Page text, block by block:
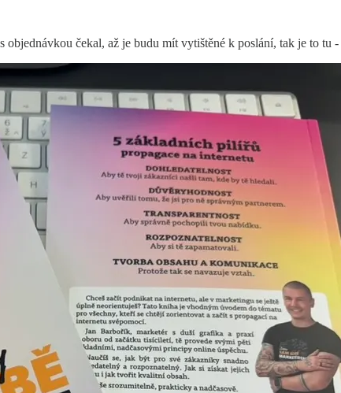
čekal, až je budu mít vytištěné k poslání, tak je to tu -